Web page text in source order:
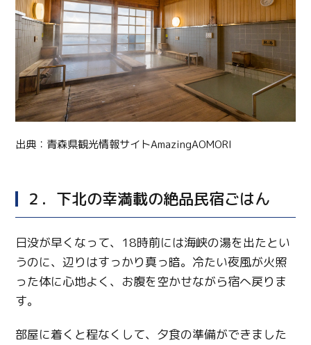
出典：青森県観光情報サイトAmazingAOMORI
２．下北の幸満載の絶品民宿ごはん
日没が早くなって、18時前には海峡の湯を出たとい
うのに、辺りはすっかり真っ暗。冷たい夜風が火照
った体に心地よく、お腹を空かせながら宿へ戻りま
す。
部屋に着くと程なくして、夕食の準備ができました